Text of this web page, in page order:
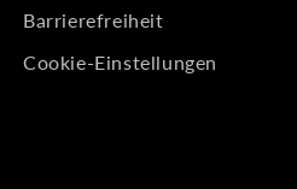
Barrierefreiheit
Cookie-Einstellungen